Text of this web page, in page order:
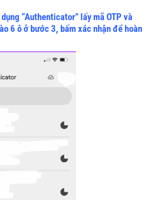
“Authenticator” lấy mã OTP và
6 ô ở bước 3, bấm xác nhận để hoàn